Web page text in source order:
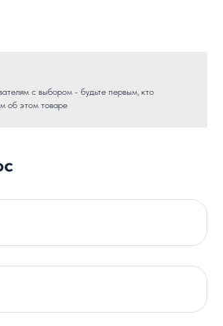
с выбором - будьте первым, кто
об этом товаре